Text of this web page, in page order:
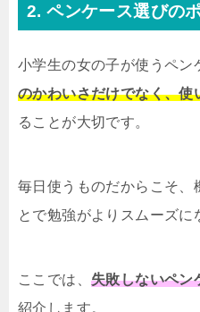
2. ペンケース選びの
小学生の女の子が使うペン
のかわいさだけでなく、使
ることが大切です。
毎日使うものだからこそ、
とで勉強がよりスムーズに
ここでは、 失敗しないペン
紹介します。